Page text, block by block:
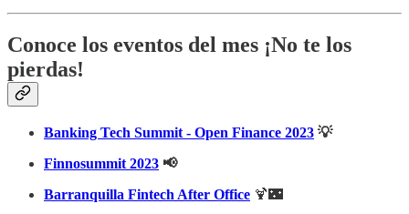
Conoce los eventos del mes ¡No te los
pierdas!
Banking Tech Summit - Open Finance 2023 💡
Finnosummit 2023 📢
Barranquilla Fintech After Office 🍹🌃